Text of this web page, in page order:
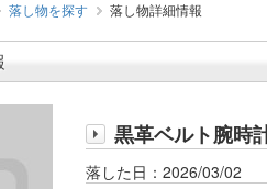
落し物を探す 落し物詳細情報
黒革ベルト腕時
落した日：2026/03/02